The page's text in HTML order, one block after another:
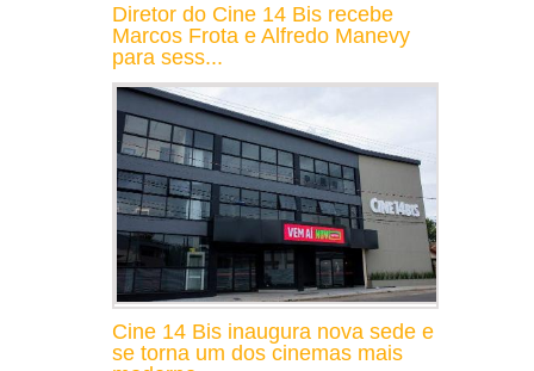
Diretor do Cine 14 Bis recebe
Marcos Frota e Alfredo Manevy
para sess...
Cine 14 Bis inaugura nova sede e
se torna um dos cinemas mais